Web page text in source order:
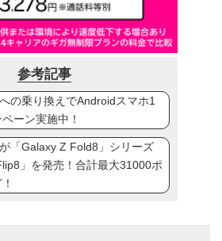
参考記事
の乗り換えでAndroidスマホ1
ーン実施中！
「Galaxy Z Fold8」シリーズ
」を発売！合計最大31000ポ